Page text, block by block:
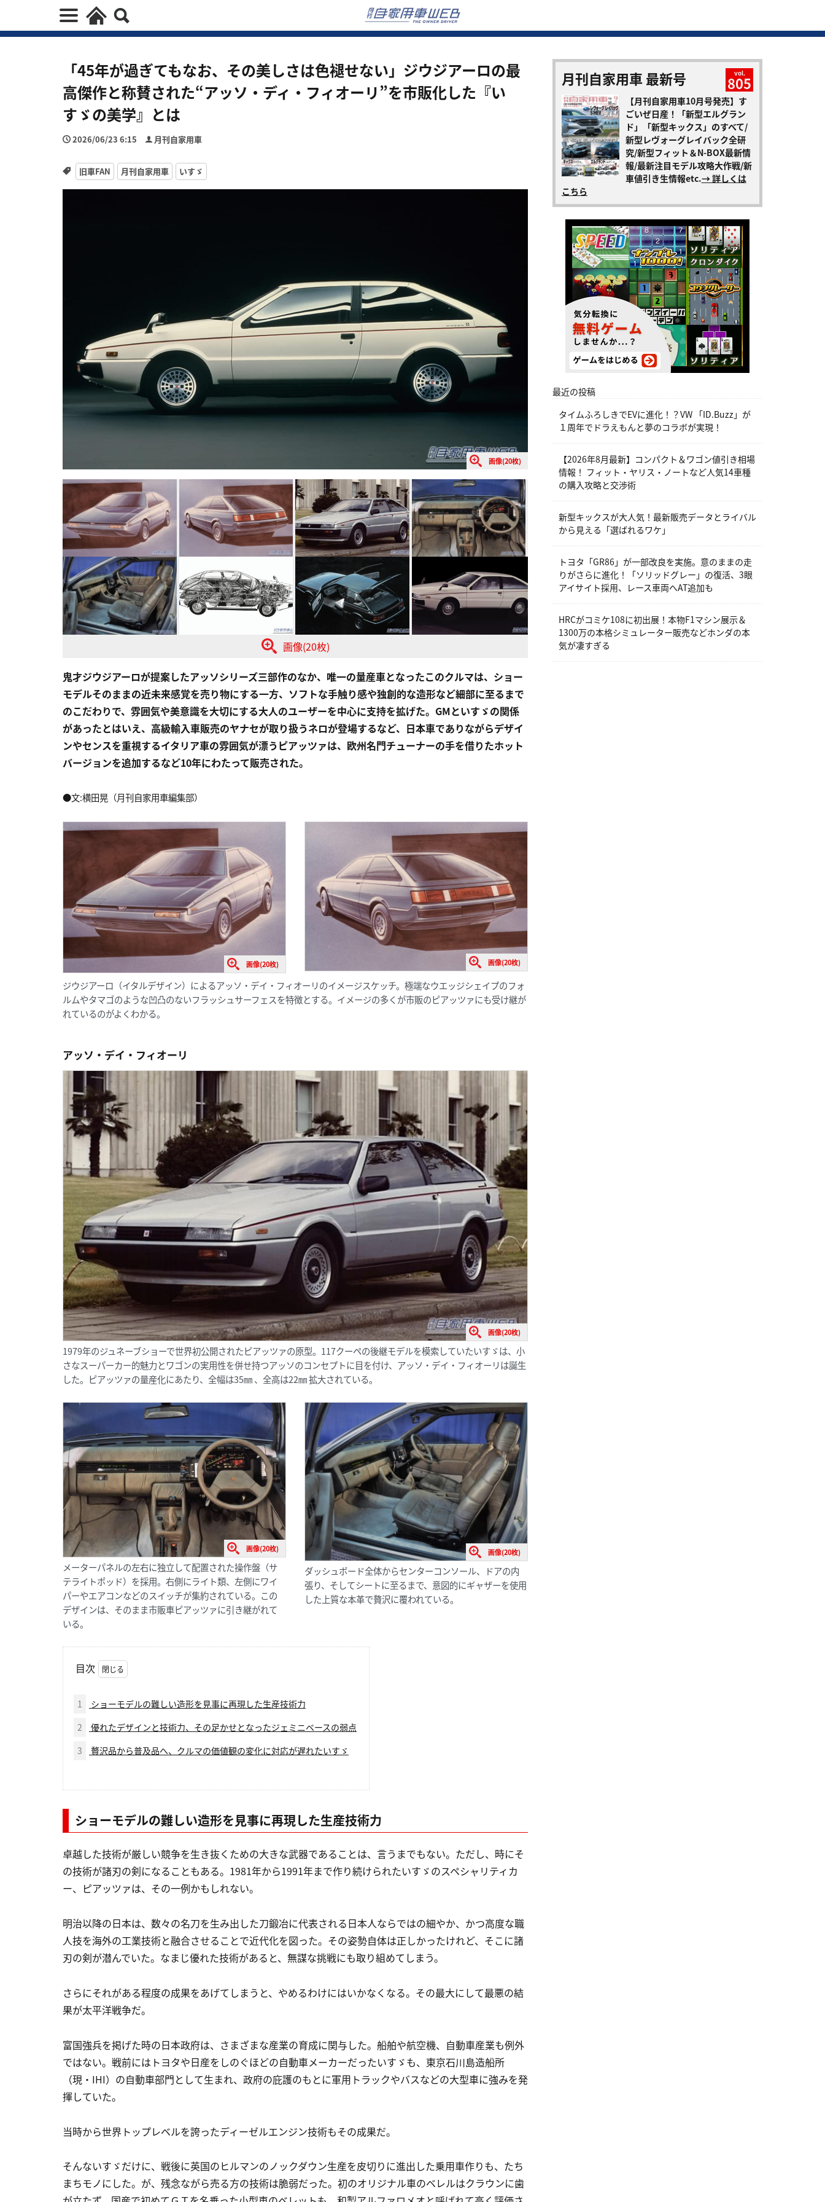
「45年が過ぎてもなお、その美しさは色褪せない」ジウジアーロの最
高傑作と称賛された“アッソ・ディ・フィオーリ”を市販化した『い
すゞの美学』とは
2026/06/23 6:15 月刊自家用車
旧車FAN 月刊自家用車 いすゞ
画像(20枚)
画像(20枚)
鬼才ジウジアーロが提案したアッソシリーズ三部作のなか、唯一の量産車となったこのクルマは、ショー
モデルそのままの近未来感覚を売り物にする一方、ソフトな手触り感や独創的な造形など細部に至るまで
のこだわりで、雰囲気や美意識を大切にする大人のユーザーを中心に支持を拡げた。GMといすゞの関係
があったとはいえ、高級輸入車販売のヤナセが取り扱うネロが登場するなど、日本車でありながらデザイ
ンやセンスを重視するイタリア車の雰囲気が漂うピアッツァは、欧州名門チューナーの手を借りたホット
バージョンを追加するなど10年にわたって販売された。
●文:横田晃（月刊自家用車編集部）
画像(20枚) 画像(20枚)
ジウジアーロ（イタルデザイン）によるアッソ・デイ・フィオーリのイメージスケッチ。極端なウエッジシェイプのフォ
ルムやタマゴのような凹凸のないフラッシュサーフェスを特徴とする。イメージの多くが市販のピアッツァにも受け継が
れているのがよくわかる。
アッソ・デイ・フィオーリ
画像(20枚)
1979年のジュネーブショーで世界初公開されたピアッツァの原型。117クーペの後継モデルを模索していたいすゞは、小
さなスーパーカー的魅力とワゴンの実用性を併せ持つアッソのコンセプトに目を付け、アッソ・デイ・フィオーリは誕生
した。ピアッツァの量産化にあたり、全幅は35㎜ 、全高は22㎜ 拡大されている。
画像(20枚)
メーターパネルの左右に独立して配置された操作盤（サ
テライトポッド）を採用。右側にライト類、左側にワイ
パーやエアコンなどのスイッチが集約されている。この
デザインは、そのまま市販車ピアッツァに引き継がれて
いる。
画像(20枚)
ダッシュボード全体からセンターコンソール、ドアの内
張り、そしてシートに至るまで、意図的にギャザーを使用
した上質な本革で贅沢に覆われている。
目次
1
ショーモデルの難しい造形を見事に再現した生産技術力
2
優れたデザインと技術力、その足かせとなったジェミニベースの弱点
3
贅沢品から普及品へ、クルマの価値観の変化に対応が遅れたいすゞ
ショーモデルの難しい造形を見事に再現した生産技術力
卓越した技術が厳しい競争を生き抜くための大きな武器であることは、言うまでもない。ただし、時にそ
の技術が諸刃の剣になることもある。1981年から1991年まで作り続けられたいすゞのスペシャリティカ
ー、ピアッツァは、その一例かもしれない。
明治以降の日本は、数々の名刀を生み出した刀鍛冶に代表される日本人ならではの細やか、かつ高度な職
人技を海外の工業技術と融合させることで近代化を図った。その姿勢自体は正しかったけれど、そこに諸
刃の剣が潜んでいた。なまじ優れた技術があると、無謀な挑戦にも取り組めてしまう。
さらにそれがある程度の成果をあげてしまうと、やめるわけにはいかなくなる。その最大にして最悪の結
果が太平洋戦争だ。
富国強兵を掲げた時の日本政府は、さまざまな産業の育成に関与した。船舶や航空機、自動車産業も例外
ではない。戦前にはトヨタや日産をしのぐほどの自動車メーカーだったいすゞも、東京石川島造船所
（現・IHI）の自動車部門として生まれ、政府の庇護のもとに軍用トラックやバスなどの大型車に強みを発
揮していた。
当時から世界トップレベルを誇ったディーゼルエンジン技術もその成果だ。
そんないすゞだけに、戦後に英国のヒルマンのノックダウン生産を皮切りに進出した乗用車作りも、たち
まちモノにした。が、残念ながら売る方の技術は脆弱だった。初のオリジナル車のベレルはクラウンに歯
月刊自家用車 最新号 vol.
805
【月刊自家用車10月号発売】す
ごいぜ日産！「新型エルグラン
ド」「新型キックス」のすべて/
新型レヴォーグレイバック全研
究/新型フィット＆N-BOX最新情
報/最新注目モデル攻略大作戦/新
車値引き生情報etc.→ 詳しくは
こちら
最近の投稿
タイムふろしきでEVに進化！？VW 「ID.Buzz」が
１周年でドラえもんと夢のコラボが実現！
【2026年8月最新】コンパクト＆ワゴン値引き相場
情報！ フィット・ヤリス・ノートなど人気14車種
の購入攻略と交渉術
新型キックスが大人気！最新販売データとライバル
から見える「選ばれるワケ」
トヨタ「GR86」が一部改良を実施。意のままの走
りがさらに進化！「ソリッドグレー」の復活、3眼
アイサイト採用、レース車両へAT追加も
HRCがコミケ108に初出展！本物F1マシン展示＆
1300万の本格シミュレーター販売などホンダの本
気が凄すぎる